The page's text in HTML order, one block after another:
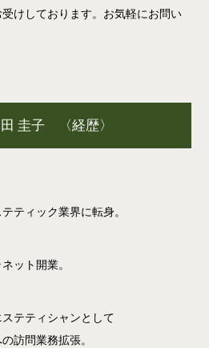
けしております。お気軽にお問い
圭子 〈経歴〉
ティック業界に転身。
ット開業。
テティシャンとして
訪問業務拡張。